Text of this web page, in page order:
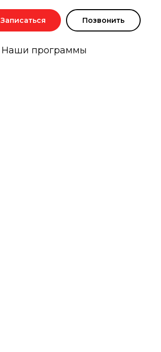
Записаться Позвонить
Наши программы